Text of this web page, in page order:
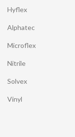
Hyflex
Alphatec
Microflex
Nitrile
Solvex
Vinyl